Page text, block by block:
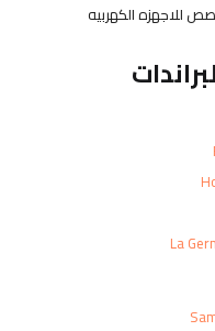
للاجهزه الكهربيه
La